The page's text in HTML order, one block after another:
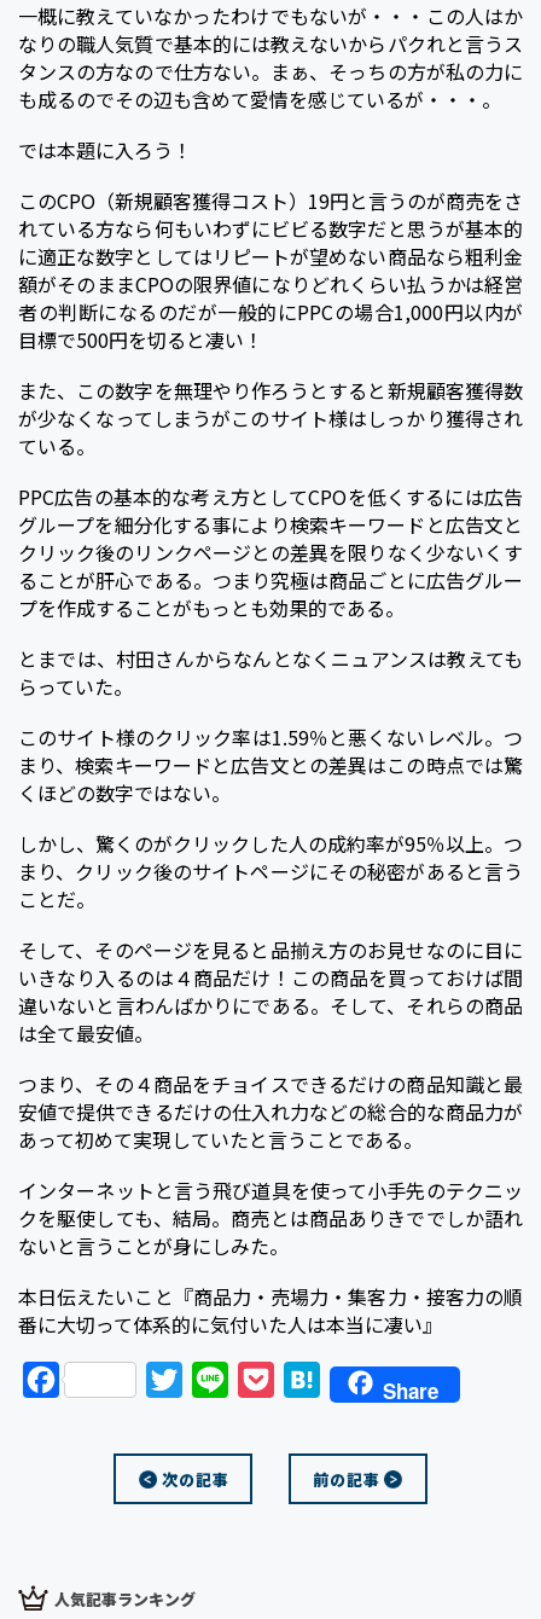
一概に教えていなかったわけでもないが・・・この人はか
なりの職人気質で基本的には教えないからパクれと言うス
タンスの方なので仕方ない。まぁ、そっちの方が私の力に
も成るのでその辺も含めて愛情を感じているが・・・。
では本題に入ろう！
このCPO（新規顧客獲得コスト）19円と言うのが商売をさ
れている方なら何もいわずにビビる数字だと思うが基本的
に適正な数字としてはリピートが望めない商品なら粗利金
額がそのままCPOの限界値になりどれくらい払うかは経営
者の判断になるのだが一般的にPPCの場合1,000円以内が
目標で500円を切ると凄い！
また、この数字を無理やり作ろうとすると新規顧客獲得数
が少なくなってしまうがこのサイト様はしっかり獲得され
ている。
PPC広告の基本的な考え方としてCPOを低くするには広告
グループを細分化する事により検索キーワードと広告文と
クリック後のリンクページとの差異を限りなく少ないくす
ることが肝心である。つまり究極は商品ごとに広告グルー
プを作成することがもっとも効果的である。
とまでは、村田さんからなんとなくニュアンスは教えても
らっていた。
このサイト様のクリック率は1.59％と悪くないレベル。つ
まり、検索キーワードと広告文との差異はこの時点では驚
くほどの数字ではない。
しかし、驚くのがクリックした人の成約率が95％以上。つ
まり、クリック後のサイトページにその秘密があると言う
ことだ。
そして、そのページを見ると品揃え方のお見せなのに目に
いきなり入るのは４商品だけ！この商品を買っておけば間
違いないと言わんばかりにである。そして、それらの商品
は全て最安値。
つまり、その４商品をチョイスできるだけの商品知識と最
安値で提供できるだけの仕入れ力などの総合的な商品力が
あって初めて実現していたと言うことである。
インターネットと言う飛び道具を使って小手先のテクニッ
クを駆使しても、結局。商売とは商品ありきででしか語れ
ないと言うことが身にしみた。
本日伝えたいこと『商品力・売場力・集客力・接客力の順
番に大切って体系的に気付いた人は本当に凄い』
F
o
i
t
r
n
H
t
e
Share
前の記事
次の記事
人気記事ランキング